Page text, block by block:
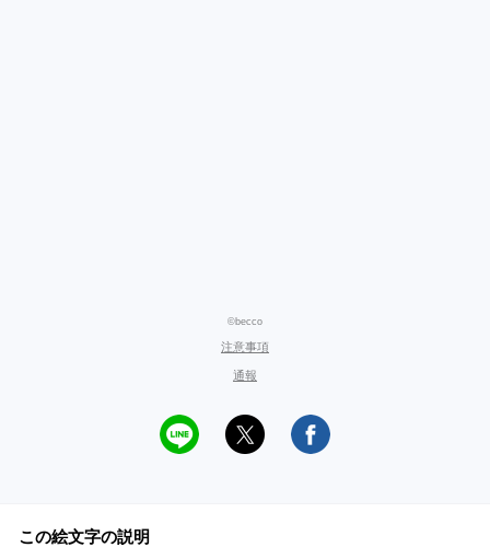
©becco
注意事項
通報
この絵文字の説明